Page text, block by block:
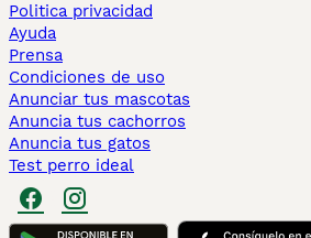
Politica privacidad
Ayuda
Prensa
Condiciones de uso
Anunciar tus mascotas
Anuncia tus cachorros
Anuncia tus gatos
Test perro ideal